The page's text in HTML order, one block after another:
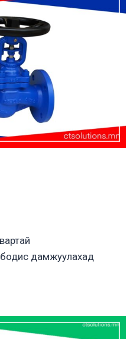
бодис дамжуулахад